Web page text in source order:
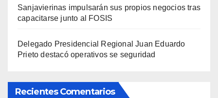
Sanjavierinas impulsarán sus propios negocios tras
capacitarse junto al FOSIS
Delegado Presidencial Regional Juan Eduardo
Prieto destacó operativos se seguridad
Recientes Comentarios